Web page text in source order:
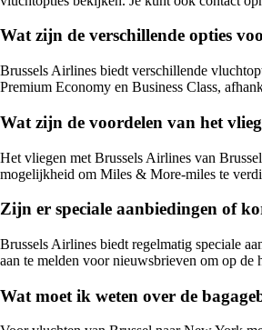
Wat zijn de verschillende opties
Brussels Airlines biedt verschillende
Premium Economy en Business Class,
Wat zijn de voordelen van het
Het vliegen met Brussels Airlines van
mogelijkheid om Miles & More-miles te
Zijn er speciale aanbiedingen of
Brussels Airlines biedt regelmatig speciale
aan te melden voor nieuwsbrieven om op de
Wat moet ik weten over de